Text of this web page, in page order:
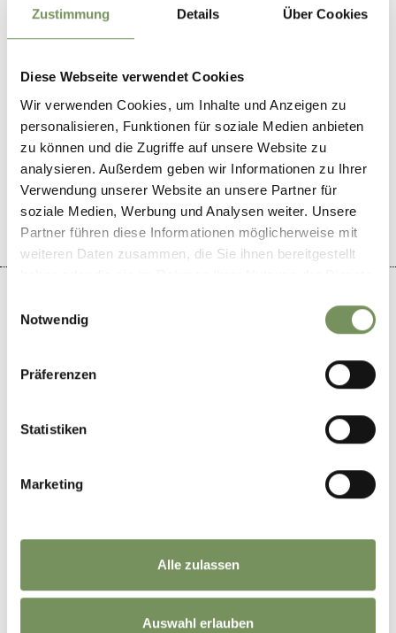
Zustimmung Details Über Cookies
Diese Webseite verwendet Cookies
Wir verwenden Cookies, um Inhalte und Anzeigen zu
personalisieren, Funktionen für soziale Medien anbieten
zu können und die Zugriffe auf unsere Website zu
analysieren. Außerdem geben wir Informationen zu Ihrer
Verwendung unserer Website an unsere Partner für
soziale Medien, Werbung und Analysen weiter. Unsere
Partner führen diese Informationen möglicherweise mit
weiteren Daten zusammen, die Sie ihnen bereitgestellt
Notwendig
Präferenzen
Statistiken
Marketing
Alle zulassen
Auswahl erlauben
info@lechnerhof-schenna.com
www.lechnerhof-schenna.com
IL CONTENUTO VI È STATO UTILE?
−